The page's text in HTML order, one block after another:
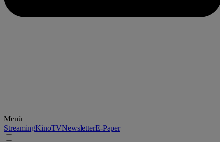
Menü
StreamingKinoTVNewsletterE-Paper